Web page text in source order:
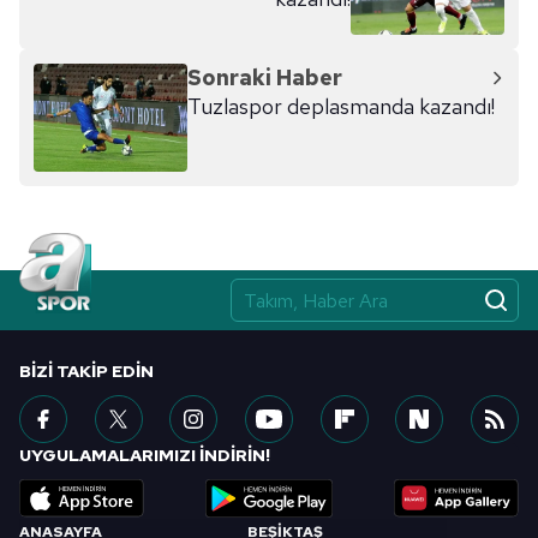
kılınması ve kişiselleştirilmesi ve sizlere yönelik
reklam/pazarlama faaliyetlerinin yapılması, amaçlarıyla
sınırlı olarak açık rızanız dahilinde kullanılacaktır.
Çerezlere ilişkin tercihlerinizi aşağıda yer alan panel
vasıtasıyla belirleyebilirsiniz. Çerezlere ilişkin detaylı bilgi
6698 sayılı Kişisel Verilerin Korunması Kanunu uyarınca
hazırlanmış Aydınlatma Metnimizi okumak ve sitemizde
ilgili mevzuata uygun olarak kullanılan çerezlerle ilgili bilgi
almak için lütfen
Sonraki Haber
Tuzlaspor deplasmanda kazandı!
ANASAYFA BEŞİKTAŞ
BIZI TAKIP EDIN
UYGULAMALARIMIZI İNDİRİN!